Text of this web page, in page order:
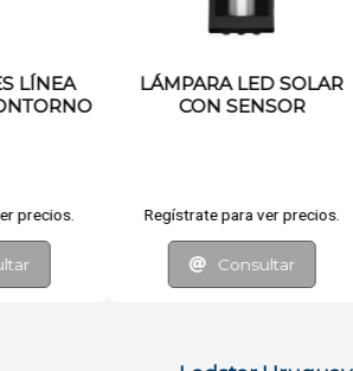
POWER BANK TIPO C
Regístrate para ver precios.
Consultar